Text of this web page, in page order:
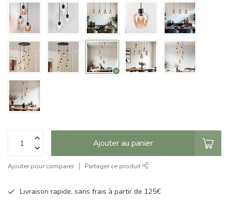
Ajouter au panier
Ajouter pour comparer Partager ce produit
Livraison rapide, sans frais à partir de 125€